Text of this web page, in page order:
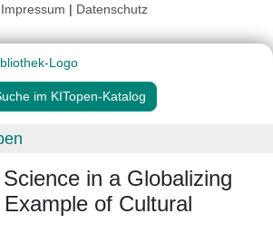
Impressum | Datenschutz
im KITopen-Katalog
in a Globalizing
of Cultural